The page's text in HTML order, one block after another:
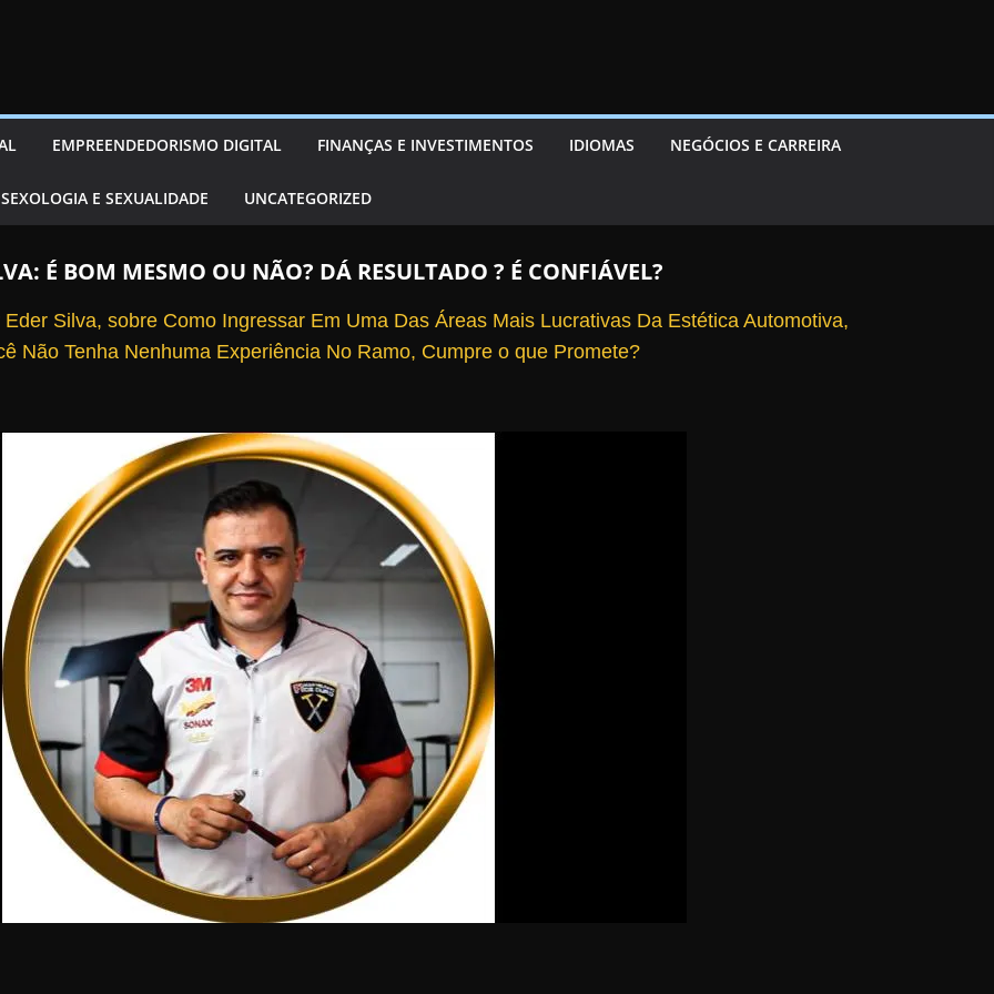
EMPREENDEDORISMO DIGITAL FINANÇAS E INVESTIMENTOS IDIOMAS NEGÓCIOS E CARREIRA
SEXOLOGIA E SEXUALIDADE UNCATEGORIZED
É BOM MESMO OU NÃO? DÁ RESULTADO ? É CONFIÁVEL?
Silva, sobre Como Ingressar Em Uma Das Áreas Mais Lucrativas Da Estética Automotiva,
Não Tenha Nenhuma Experiência No Ramo, Cumpre o que Promete?